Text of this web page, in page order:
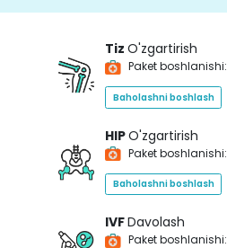
Tiz O'zgartirish
Paket boshlanishi:
Baholashni boshlash
HIPO'zgartirish
Paket boshlanishi:
Baholashni boshlash
IVFDavolash
Paket boshlanishi: